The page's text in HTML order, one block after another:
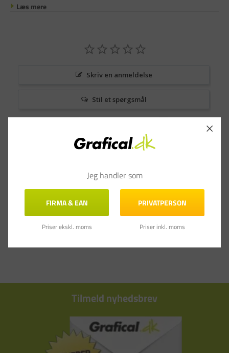
Læs mere
Skriv en anmeldelse
Stil et spørgsmål
Tilmeld nyhedsbrev
Jeg handler som
FIRMA & EAN
Priser ekskl. moms
PRIVATPERSON
Priser inkl. moms